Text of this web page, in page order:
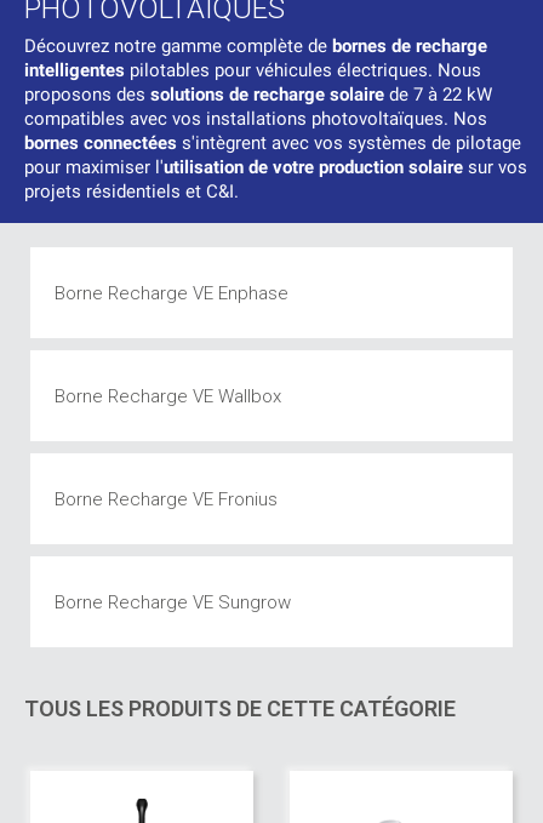
PHOTOVOLTAÏQUES
Découvrez notre gamme complète de bornes de recharge
intelligentes pilotables pour véhicules électriques. Nous
proposons des solutions de recharge solaire de 7 à 22 kW
compatibles avec vos installations photovoltaïques. Nos
bornes connectées s'intègrent avec vos systèmes de pilotage
pour maximiser l'utilisation de votre production solaire sur vos
projets résidentiels et C&I.
Borne Recharge VE Enphase
Borne Recharge VE Wallbox
Borne Recharge VE Fronius
Borne Recharge VE Sungrow
TOUS LES PRODUITS DE CETTE CATÉGORIE